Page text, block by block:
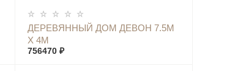
ДЕРЕВЯННЫЙ ДОМ ДЕВОН 7.5М
Х 4М
756470 ₽
КУПИТЬ